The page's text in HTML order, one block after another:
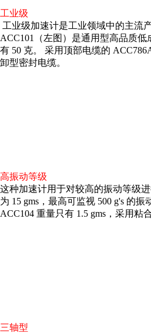
工业级
工业级加速计是工业领域中的主流
ACC101（左图）是通用型高品质
有 50 克。 采用顶部电缆的
卸型密封电缆。
高振动等级
这种加速计用于对较高的振动等级
为 15 gms，最高可监视 500 g's 的
ACC104 重量只有 1.5 gms，采用粘
三轴型